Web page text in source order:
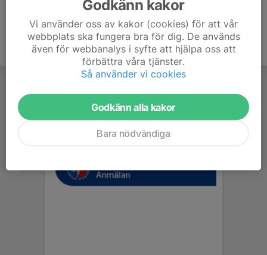
Godkänn kakor
Vi använder oss av kakor (cookies) för att vår
webbplats ska fungera bra för dig. De används
även för webbanalys i syfte att hjälpa oss att
förbättra våra tjänster.
Så använder vi cookies
Godkänn alla kakor
Bara nödvändiga